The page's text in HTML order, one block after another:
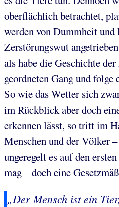
oberflächlich betrachtet,
werden von Dummheit
Zerstörungswut
als habe die Geschichte
geordneten Gang und
So wie das Wetter sich
im Rückblick aber doch
erkennen lässt, so tritt im
Menschen und der Völker
ungeregelt es auf den
mag – doch eine
„Der Mensch ist ein